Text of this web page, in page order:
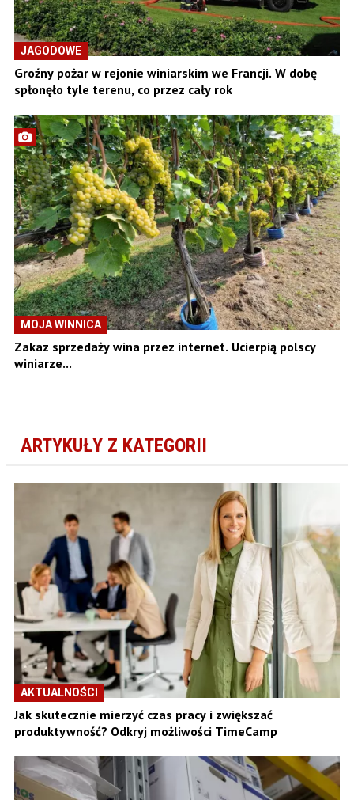
JAGODOWE
Groźny pożar w rejonie winiarskim we Francji. W dobę
spłonęło tyle terenu, co przez cały rok
MOJA WINNICA
Zakaz sprzedaży wina przez internet. Ucierpią polscy
winiarze...
ARTYKUŁY Z KATEGORII
AKTUALNOŚCI
Jak skutecznie mierzyć czas pracy i zwiększać
produktywność? Odkryj możliwości TimeCamp